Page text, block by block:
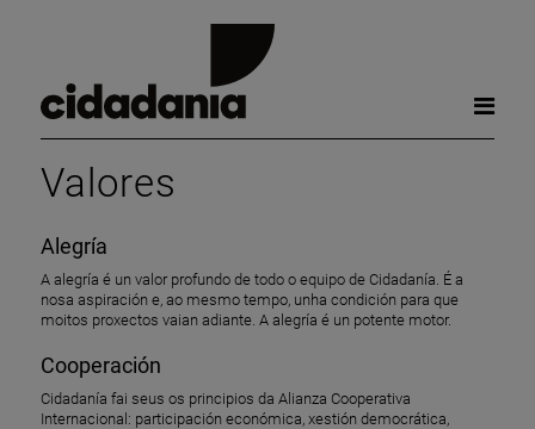
Valores
Alegría
A alegría é un valor profundo de todo o equipo de Cidadanía. É a
nosa aspiración e, ao mesmo tempo, unha condición para que
moitos proxectos vaian adiante. A alegría é un potente motor.
Cooperación
Cidadanía fai seus os principios da Alianza Cooperativa
Internacional: participación económica, xestión democrática,